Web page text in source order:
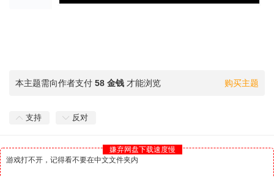
购买主题
本主题需向作者支付 58 金钱 才能浏览
支持 反对
嫌弃网盘下载速度慢
游戏打不开，记得看不要在中文文件夹内